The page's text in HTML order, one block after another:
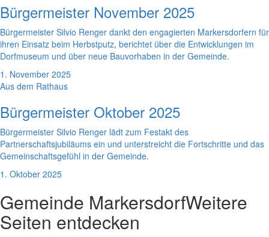
Bürgermeister November 2025
Bürgermeister Silvio Renger dankt den engagierten Markersdorfern für
ihren Einsatz beim Herbstputz, berichtet über die Entwicklungen im
Dorfmuseum und über neue Bauvorhaben in der Gemeinde.
1. November 2025
Aus dem Rathaus
Bürgermeister Oktober 2025
Bürgermeister Silvio Renger lädt zum Festakt des
Partnerschaftsjubiläums ein und unterstreicht die Fortschritte und das
Gemeinschaftsgefühl in der Gemeinde.
1. Oktober 2025
Gemeinde MarkersdorfWeitere
Seiten entdecken